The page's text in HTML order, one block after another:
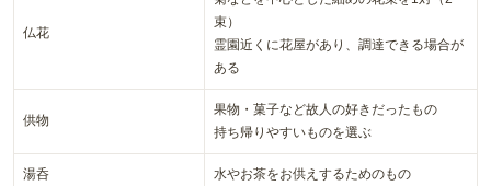
仏花
束）
霊園近くに花屋があり、調達できる場合が
ある
供物
果物・菓子など故人の好きだったもの
持ち帰りやすいものを選ぶ
湯呑 水やお茶をお供えするためのもの